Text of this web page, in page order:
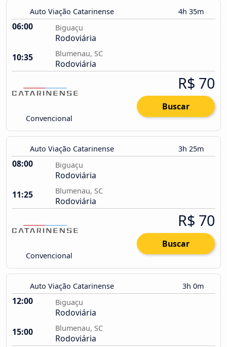
Auto Viação Catarinense 4h 35m
06:00 Biguaçu
Rodoviária
10:35
Blumenau, SC
Rodoviária
Convencional
R$ 70
Buscar
Auto Viação Catarinense 3h 25m
08:00 Biguaçu
Rodoviária
11:25
Blumenau, SC
Rodoviária
Convencional
R$ 70
Buscar
Auto Viação Catarinense 3h 0m
12:00 Biguaçu
Rodoviária
15:00
Blumenau, SC
Rodoviária